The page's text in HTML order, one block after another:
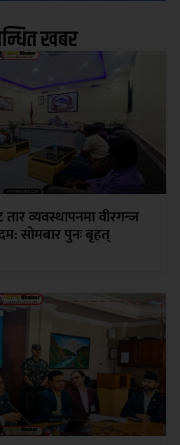
खबर
व्यवस्थापनमा वीरगन्ज
सोमबार पुनः बृहत्